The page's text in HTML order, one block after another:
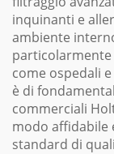
inquinanti e
ambiente
come ospedali
è di
commerciali
modo affidabile
standard di